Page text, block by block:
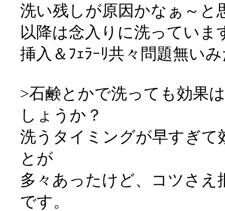
洗い残しが原因かなぁ～と
以降は念入りに洗っていま
挿入＆ﾌｪﾗｰﾘ共々問題無い
>石鹸とかで洗っても効果
しょうか？
洗うタイミングが早すぎて
とが
多々あったけど、コツさえ
です。